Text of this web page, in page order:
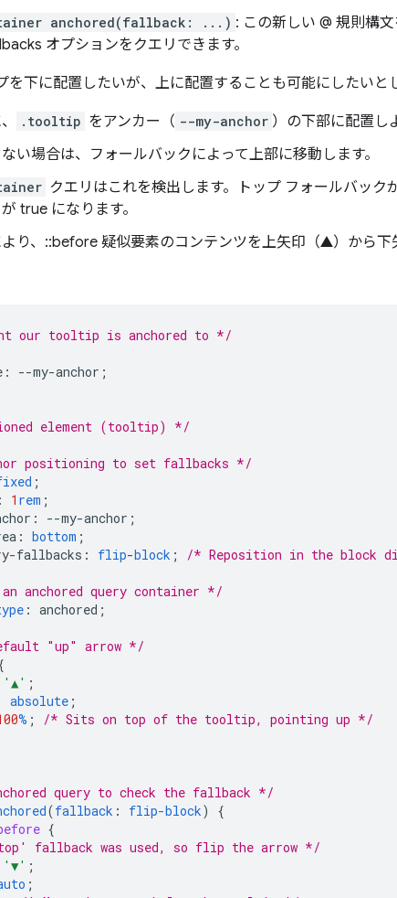
anchored(fallback: ...) : この新しい @ 規則構
オプションをクエリできます。
を下に配置したいが、上に配置することも可能にしたいと
.tooltip をアンカー（ --my-anchor ）の下部に配置し
い場合は、フォールバックによって上部に移動します。
クエリはこれを検出します。トップ フォールバック
true になります。
より、::before 疑似要素のコンテンツを上矢印（▲）から
our tooltip is anchored to */
: --my-anchor ;
element (tooltip) */
positioning to set fallbacks */
;
: 1 rem ;
: --my-anchor ;
: bottom ;
fallbacks : flip-block ; /* Reposition in the block
anchored query container */
: anchored ;
"up" arrow */
'▲' ;
absolute ;
% ;
/* Sits on top of the tooltip, pointing up */
query to check the fallback */
(fallback : flip-block)
{
{
fallback was used, so flip the arrow */
'▼' ;
;